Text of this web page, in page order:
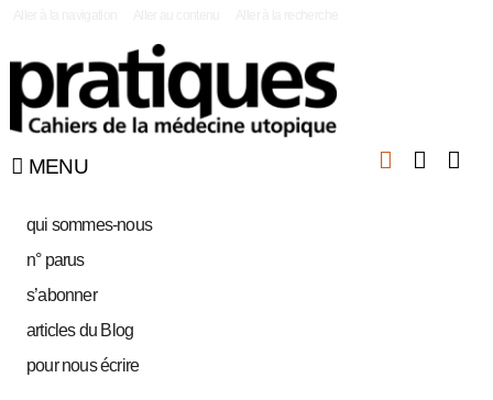
MENU
qui sommes-nous
n° parus
s’abonner
articles du Blog
pour nous écrire